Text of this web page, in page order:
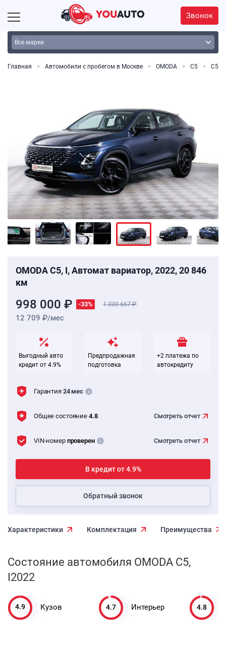
Звонок
Главная Автомобили с пробегом в Москве OMODA C5 C5, I
OMODA C5, I, Автомат вариатор, 2022, 20 846
км
998 000 ₽ -33% 1 330 667
12 709 ₽/мес
Выгодный авто
кредит от 4.9%
Предпродажная
подготовка
+2 платежа по
автокредиту
Гарантия 24 мес
Общее состояние 4.8 Смотреть отчет
VIN-номер проверен Смотреть отчет
В кредит от 4.9%
Обратный звонок
Характеристики Комплектация Преимущества
Состояние автомобиля OMODA C5,
I2022
4.9 Кузов 4.7 Интерьер 4.8